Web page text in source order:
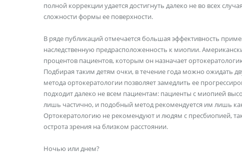
полной коррекции удается достигнуть далеко не во всех
сложности формы ее поверхности.
В ряде публикаций отмечается большая эффективность
наследственную предрасположенность к миопии.
процентов пациентов, которым он назначает
Подбирая таким детям очки, в течение года можно ожидать
метода ортокератологии позволяет замедлить ее
подходит далеко не всем пациентам: пациенты с миопией
лишь частично, и подобный метод рекомендуется им лишь
Ортокератологию не рекомендуют и людям с пресбиопией,
острота зрения на близком расстоянии.
Ночью или днем?